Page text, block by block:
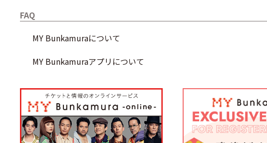
FAQ
MY Bunkamuraについて
MY Bunkamuraアプリについて